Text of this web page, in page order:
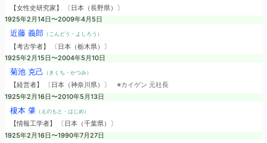
【女性史研究家】 〔日本（長野県）〕
1925年2月14日〜2009年4月5日
近藤 義郎（こんどう・よしろう）
【考古学者】 〔日本（栃木県）〕
1925年2月15日〜2004年5月10日
菊池 克己 （きくち・かつみ）
【経営者】 〔日本（神奈川県）〕 ※カイゲン 元社長
1925年2月16日〜2010年5月13日
榎本 肇（えのもと・はじめ）
【情報工学者】 〔日本（千葉県）〕
1925年2月16日〜1990年7月27日